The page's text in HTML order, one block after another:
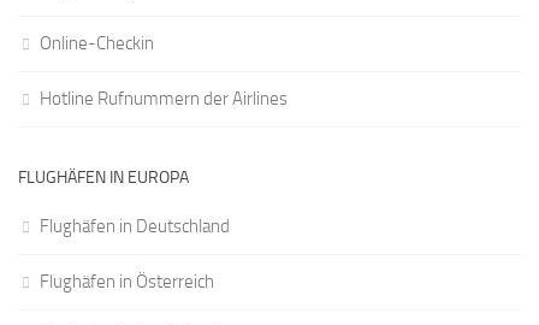
Online-Checkin
Hotline Rufnummern der Airlines
FLUGHÄFEN IN EUROPA
Flughäfen in Deutschland
Flughäfen in Österreich